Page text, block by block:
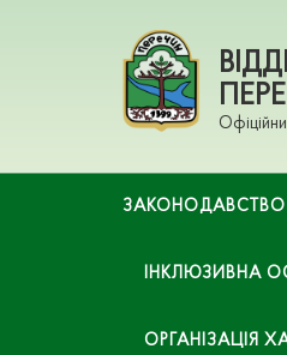
ЗАКОНОДАВСТВО
ІНКЛЮЗИВНА
ОРГАНІЗАЦІЯ